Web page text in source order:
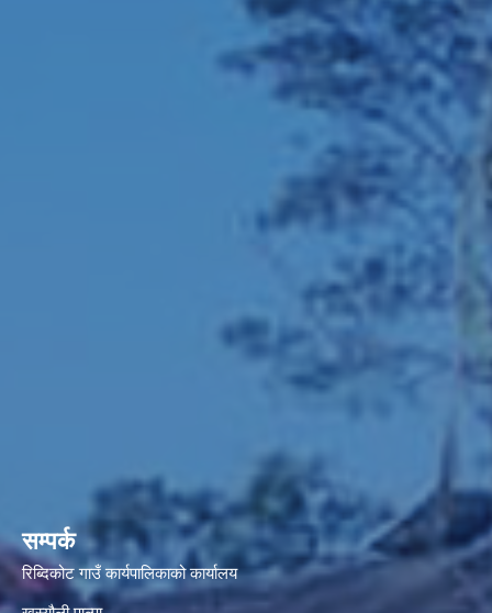
सम्पर्क
रिब्दिकोट गाउँ कार्यपालिकाको कार्यालय